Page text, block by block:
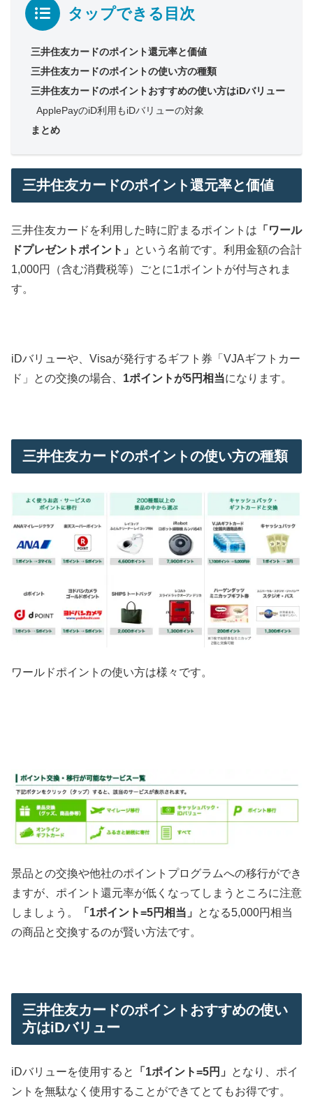
タップできる目次
三井住友カードのポイント還元率と価値
三井住友カードのポイントの使い方の種類
三井住友カードのポイントおすすめの使い方はiDバリュー
ApplePayのiD利用もiDバリューの対象
まとめ
三井住友カードのポイント還元率と価値
三井住友カードを利用した時に貯まるポイントは 「ワール
ドプレゼントポイント」
という名前です。利用金額の合計
1,000円（含む消費税等）ごとに1ポイントが付与されま
す。
iDバリューや、Visaが発行するギフト券「VJAギフトカー
ド」との交換の場合、 1ポイントが5円相当になります。
三井住友カードのポイントの使い方の種類
ワールドポイントの使い方は様々です。
景品との交換や他社のポイントプログラムへの移行ができ
ますが、ポイント還元率が低くなってしまうところに注意
しましょう。
「1ポイント=5円相当」
となる5,000円相当
の商品と交換するのが賢い方法です。
三井住友カードのポイントおすすめの使い
方はiDバリュー
iDバリューを使用すると 「1ポイント=5円」
となり、ポイ
ントを無駄なく使用することができてとてもお得です。